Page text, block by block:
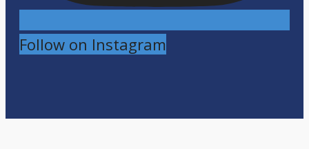
Follow on Instagram